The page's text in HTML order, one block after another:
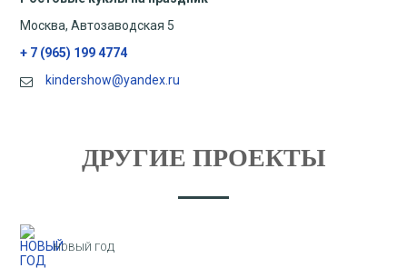
Москва, Автозаводская 5
+ 7 (965) 199 4774
kindershow@yandex.ru
ДРУГИЕ ПРОЕКТЫ
НОВЫЙ ГОД